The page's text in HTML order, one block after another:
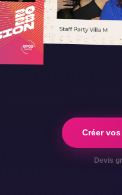
Créer
Devis